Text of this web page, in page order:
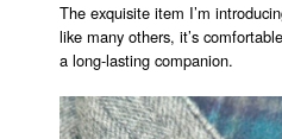
The exquisite item I’m
like many others, it’s
a long-lasting companion.